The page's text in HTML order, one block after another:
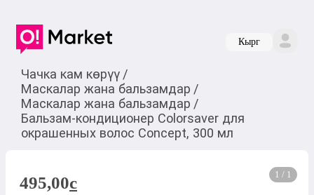
Кырг
Чачка кам көрүү /
Маскалар жана бальзамдар /
Маскалар жана бальзамдар /
Бальзам-кондиционер Сolorsaver для
окрашенных волос Concept, 300 мл
1 / 1
495,00c